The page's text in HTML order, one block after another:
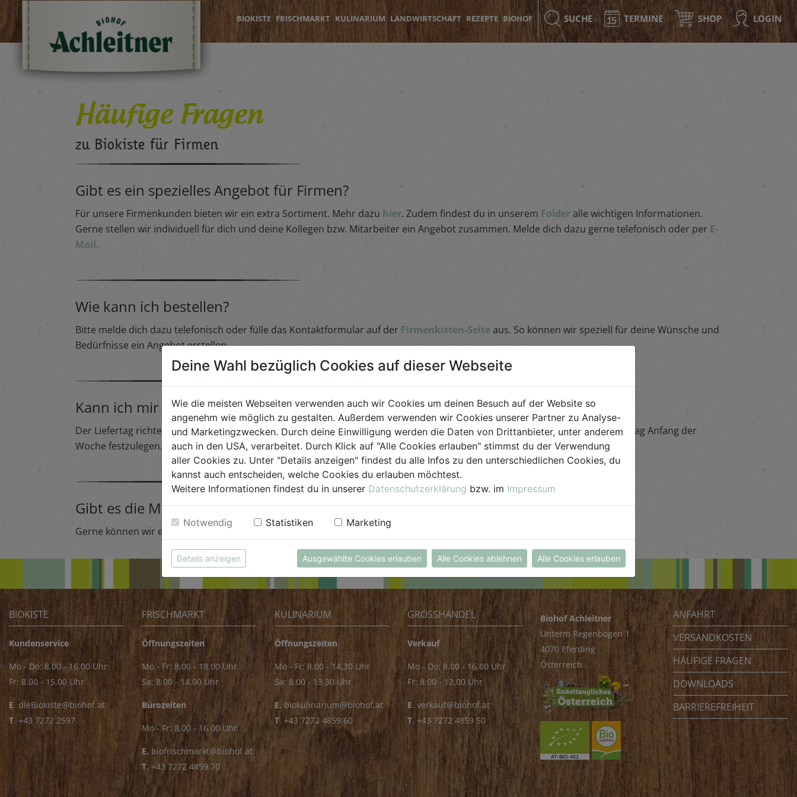
BIOKISTE FRISCHMARKT KULINARIUM LANDWIRTSCHAFT REZEPTE BIOHOF SUCHE TERMINE SHOP LOGIN
Häufige Fragen
zu Biokiste für Firmen
Gibt es ein spezielles Angebot für Firmen?
Für unsere Firmenkunden bieten wir ein extra Sortiment. Mehr dazu hier. Zudem findest du in unserem Folder alle wichtigen Informationen.
Gerne stellen wir individuell für dich und deine Kollegen bzw. Mitarbeiter ein Angebot zusammen. Melde dich dazu gerne telefonisch oder per E-
Mail.
Wie kann ich bestellen?
Bitte melde dich dazu telefonisch oder fülle das Kontaktformular auf der Firmenkisten-Seiteaus. So können wir speziell für deine Wünsche und
Bedürfnisse ein Angebot erstellen.
Kann ich mir den Liefertag als Firmenkunde aussuchen?
Der Liefertag richtet sich nach dem Liefergebiet. Unsere Logistik bemüht sich aber selbstverständlich bei Firmen einen Liefertag Anfang der
Woche festzulegen.
Gibt es die Möglichkeit einer Monatsrechnung
Gerne können wir eine Sammelrechnung pro Monat vereinbaren.
BIOKISTE
Kundenservice
Mo - Do: 8.00 - 16.00 Uhr
Fr: 8.00 - 15.00 Uhr
E. dieBiokiste@biohof.at
T. +43 7272 2597
FRISCHMARKT
Öffnungszeiten
Mo - Fr: 8.00 - 18.00 Uhr
Sa: 8.00 - 14.00 Uhr
Bürozeiten
Mo - Fr: 8.00 - 16.00 Uhr
E. biofrischmarkt@biohof.at
T. +43 7272 4859 70
KULINARIUM
Öffnungszeiten
Mo - Fr: 8.00 - 14.30 Uhr
Sa: 8.00 - 13.30 Uhr
E. biokulinarium@biohof.at
T. +43 7272 4859 60
GROSSHANDEL
Verkauf
Mo - Do: 8.00 - 16.00 Uhr
Fr: 8.00 - 12.00 Uhr
E. verkauf@biohof.at
T. +43 7272 4859 50
Biohof Achleitner
Unterm Regenbogen 1
4070 Eferding
Österreich
ANFAHRT
VERSANDKOSTEN
HÄUFIGE FRAGEN
DOWNLOADS
BARRIEREFREIHEIT
Deine Wahl bezüglich Cookies auf dieser Webseite
Wie die meisten Webseiten verwenden auch wir Cookies um deinen Besuch auf der Website so
angenehm wie möglich zu gestalten. Außerdem verwenden wir Cookies unserer Partner zu Analyse-
und Marketingzwecken. Durch deine Einwilligung werden die Daten von Drittanbieter, unter anderem
auch in den USA, verarbeitet. Durch Klick auf "Alle Cookies erlauben" stimmst du der Verwendung
aller Cookies zu. Unter "Details anzeigen" findest du alle Infos zu den unterschiedlichen Cookies, du
kannst auch entscheiden, welche Cookies du erlauben möchtest.
Weitere Informationen findest du in unserer Datenschutzerklärung bzw. im Impressum
Notwendig Statistiken Marketing
Details anzeigen Ausgewählte Cookies erlauben Alle Cookies ablehnen Alle Cookies erlauben